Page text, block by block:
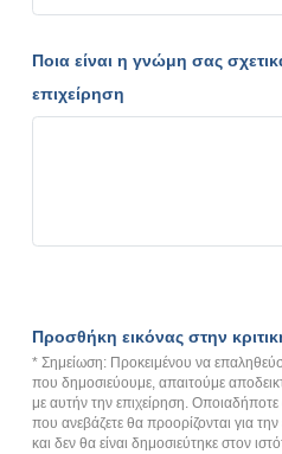
Ποια είναι η γνώμη σας
επιχείρηση
Προσθήκη εικόνας στην
* Σημείωση: Προκειμένου να
που δημοσιεύουμε, απαιτούμε
με αυτήν την επιχείρηση.
που ανεβάζετε θα προορίζονται για
και δεν θα είναι δημοσιεύτηκε στον